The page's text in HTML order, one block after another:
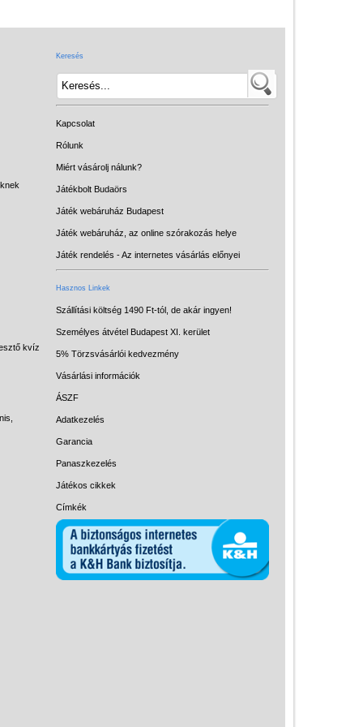
kvíz
Keresés
Kapcsolat
Rólunk
Miért vásárolj nálunk?
Játékbolt Budaörs
Játék webáruház Budapest
Játék webáruház, az online szórakozás helye
Játék rendelés - Az internetes vásárlás előnyei
Hasznos Linkek
Szállítási költség 1490 Ft-tól, de akár ingyen!
Személyes átvétel Budapest XI. kerület
5% Törzsvásárlói kedvezmény
Vásárlási információk
ÁSZF
Adatkezelés
Garancia
Panaszkezelés
Játékos cikkek
Címkék
Intelligens gyurma
Licenszes TOP
gyerekajándékok
LOGICO
LÜK
Papírszínház
Pixelhobby